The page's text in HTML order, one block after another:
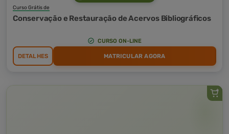
Curso Grátis de
Conservação e Restauração de Acervos Bibliográficos
CURSO ON-LINE
DETALHES MATRICULAR AGORA